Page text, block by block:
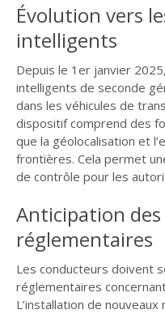
Évolution vers
intelligents
Depuis le 1er janvier
intelligents de seconde
dans les véhicules de
dispositif comprend des
que la géolocalisation et
frontières. Cela permet
de contrôle pour les
Anticipation
réglementaires
Les conducteurs doivent
réglementaires
L’installation de